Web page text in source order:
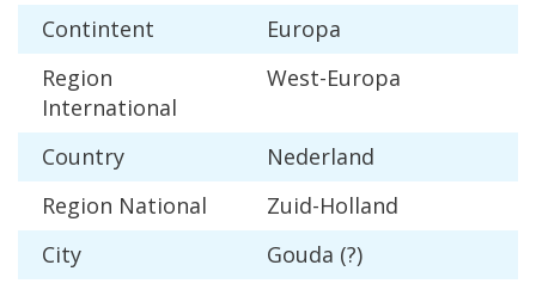
Contintent
Europa
Region
International
West-Europa
Country
Nederland
Region National Zuid-Holland
City
Gouda (?)